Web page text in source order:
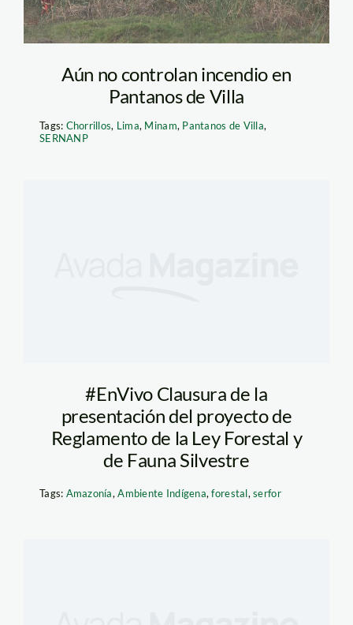
Aún no controlan incendio en
Pantanos de Villa
Tags: Chorrillos, Lima, Minam, Pantanos de Villa,
SERNANP
#EnVivo Clausura de la
presentación del proyecto de
Reglamento de la Ley Forestal y
de Fauna Silvestre
Tags: Amazonía,Ambiente Indígena,forestal,serfor